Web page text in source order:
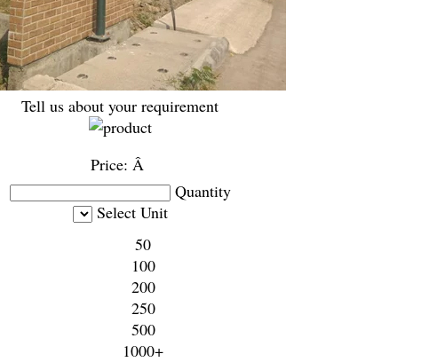
Tell us about your requirement
Price: Â
Quantity
Select Unit
50
100
200
250
500
1000+